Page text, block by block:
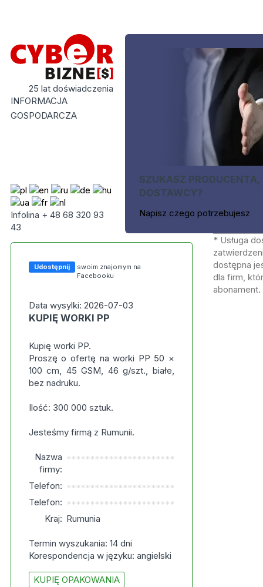
25 lat doświadczenia
INFORMACJA
GOSPODARCZA
Infolina + 48 68 320 93
43
SZUKASZ PRODUCENTA,
DOSTAWCY?
Napisz czego potrzebujesz
Udostępnij
swoim znajomym na
Facebooku
Data wysylki: 2026-07-03
KUPIĘ WORKI PP
Kupię worki PP.
Proszę o ofertę na worki PP 50 ×
100 cm, 45 GSM, 46 g/szt., białe,
bez nadruku.
Ilość: 300 000 sztuk.
Jesteśmy firmą z Rumunii.
Nazwa
firmy:
***********************
Telefon: ***********************
Telefon: ***********************
Kraj: Rumunia
Termin wyszukania: 14 dni
Korespondencja w języku: angielski
KUPIĘ OPAKOWANIA
* Usługa
dostępna
dla firm,
abonament.